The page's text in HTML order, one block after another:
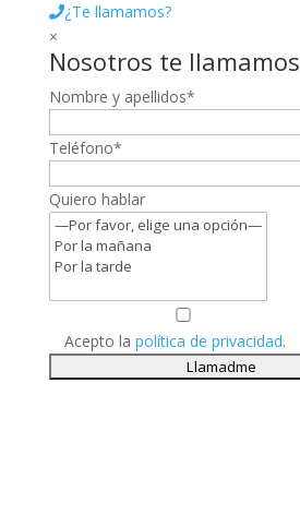
¿Te llamamos?
×
Nosotros te llamamos
Nombre y apellidos*
Teléfono*
Quiero hablar
Acepto la política de privacidad.